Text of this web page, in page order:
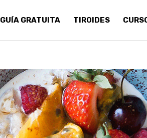
GUÍA GRATUITA TIROIDES